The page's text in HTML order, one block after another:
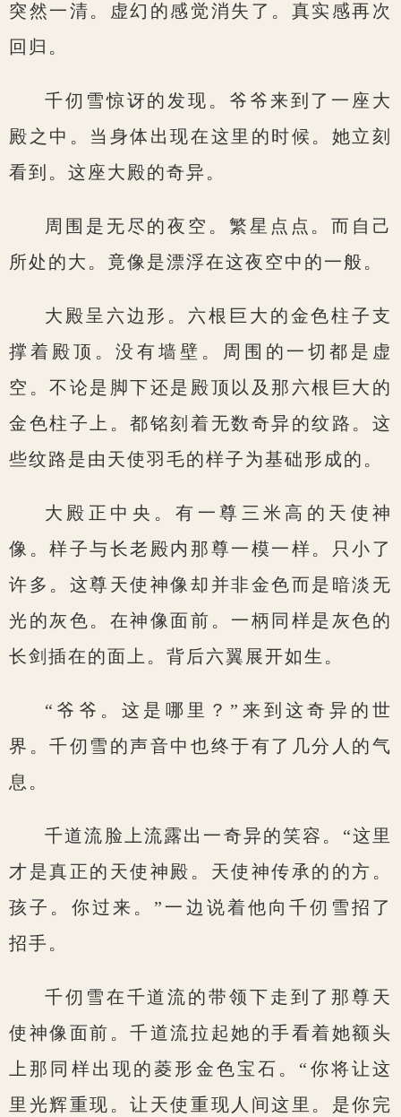
突然一清。虚幻的感觉消失了。真实感再次
回归。
千仞雪惊讶的发现。爷爷来到了一座大
殿之中。当身体出现在这里的时候。她立刻
看到。这座大殿的奇异。
周围是无尽的夜空。繁星点点。而自己
所处的大。竟像是漂浮在这夜空中的一般。
大殿呈六边形。六根巨大的金色柱子支
撑着殿顶。没有墙壁。周围的一切都是虚
空。不论是脚下还是殿顶以及那六根巨大的
金色柱子上。都铭刻着无数奇异的纹路。这
些纹路是由天使羽毛的样子为基础形成的。
大殿正中央。有一尊三米高的天使神
像。样子与长老殿内那尊一模一样。只小了
许多。这尊天使神像却并非金色而是暗淡无
光的灰色。在神像面前。一柄同样是灰色的
长剑插在的面上。背后六翼展开如生。
“爷爷。这是哪里？”来到这奇异的世
界。千仞雪的声音中也终于有了几分人的气
息。
千道流脸上流露出一奇异的笑容。“这里
才是真正的天使神殿。天使神传承的的方。
孩子。你过来。”一边说着他向千仞雪招了
招手。
千仞雪在千道流的带领下走到了那尊天
使神像面前。千道流拉起她的手看着她额头
上那同样出现的菱形金色宝石。“你将让这
里光辉重现。让天使重现人间这里。是你完